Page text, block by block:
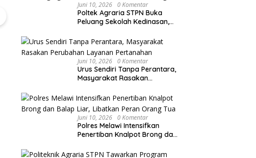
Suasana Kemerdekaan Mulai
Terasa di Melawi, Umbul-umbul
dan Bendera Merah Putih
Sekda Melawi Peringatkan ASN:
Jangan Main-main dengan
Pungli dan Korupsi
Juni 10, 2026 0 Komentar
Poltek Agraria STPN Buka
Peluang Sekolah Kedinasan,
Berminat di Bidang
Agraria/Pertanahan dan Tata
Ruang
Juni 10, 2026 0 Komentar
Urus Sendiri Tanpa Perantara,
Masyarakat Rasakan
Pertanahan
Juni 10, 2026 0 Komentar
Polres Melawi Intensifkan
Penertiban Knalpot Brong dan
Orang Tua